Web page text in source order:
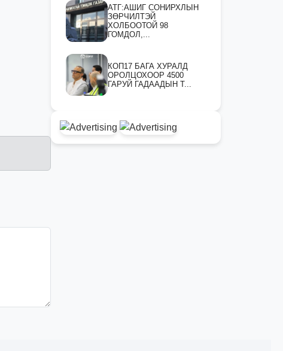
АТГ:АШИГ СОНИРХЛЫН
ЗӨРЧИЛТЭЙ
ХОЛБООТОЙ 98
ГОМДОЛ,...
КОП17 БАГА ХУРАЛД
ОРОЛЦОХООР 4500
ГАРУЙ ГАДААДЫН Т...